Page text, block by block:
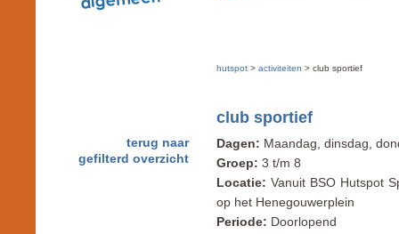
hutspot > activiteiten > club sportief
terug naar
gefilterd overzicht
club sportief
Dagen: Maandag, dinsdag,
Groep: 3 t/m 8
Locatie: Vanuit BSO Hutspot
op het Henegouwerplein
Periode: Doorlopend